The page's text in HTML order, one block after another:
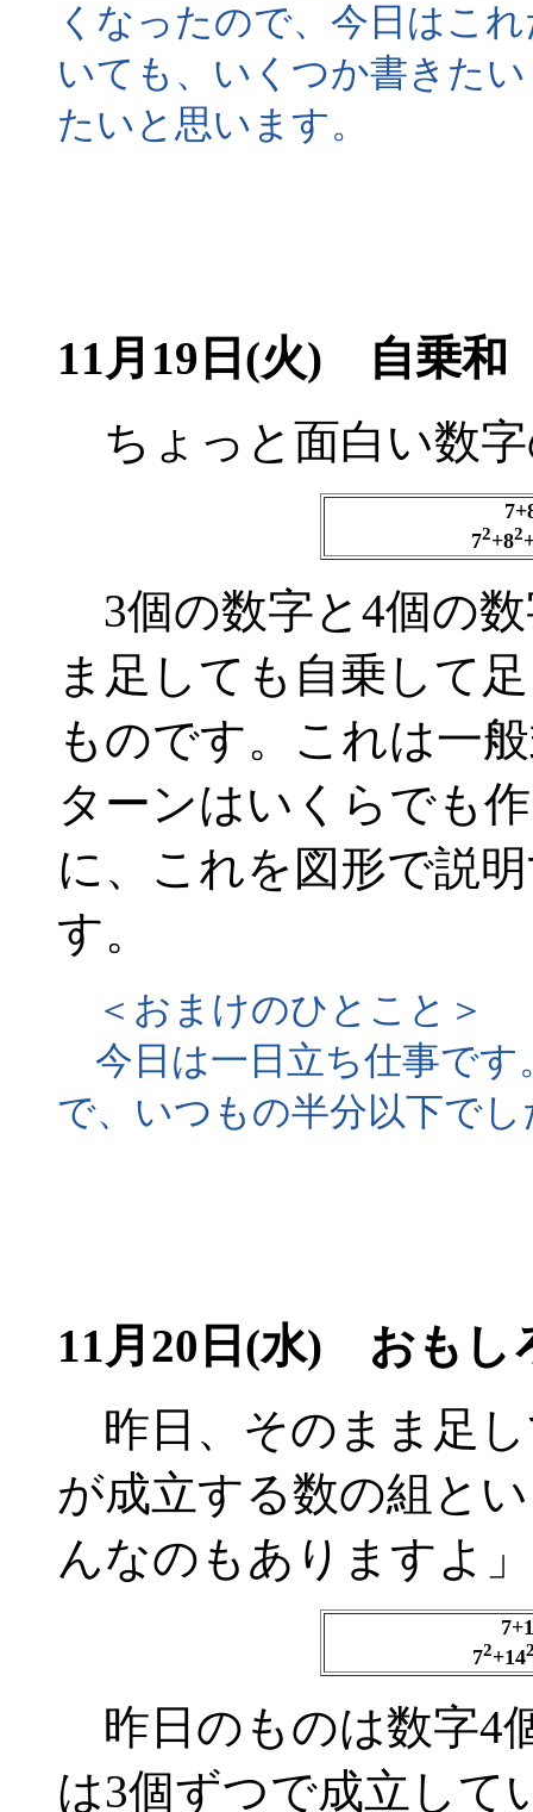
くなったので、今日はこ
いても、いくつか書きた
たいと思います。
11月19日(火) 自乗和
ちょっと面白い数
72+82
3個の数字と4個の
ま足しても自乗して
ものです。これは一
ターンはいくらでも
に、これを図形で説
す。
＜おまけのひとこと＞
今日は一日立ち仕事です
で、いつもの半分以下で
11月20日(水) おもし
昨日、そのまま足
が成立する数の組と
んなのもありますよ
72+14
昨日のものは数字4
は3個ずつで成立して